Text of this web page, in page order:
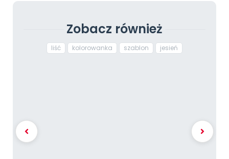
Zobacz również
liść kolorowanka szablon jesień